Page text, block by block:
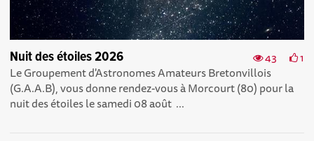
43 1
Nuit des étoiles 2026
Le Groupement d'Astronomes Amateurs Bretonvillois
(G.A.A.B), vous donne rendez-vous à Morcourt (80) pour la
nuit des étoiles le samedi 08 août ...